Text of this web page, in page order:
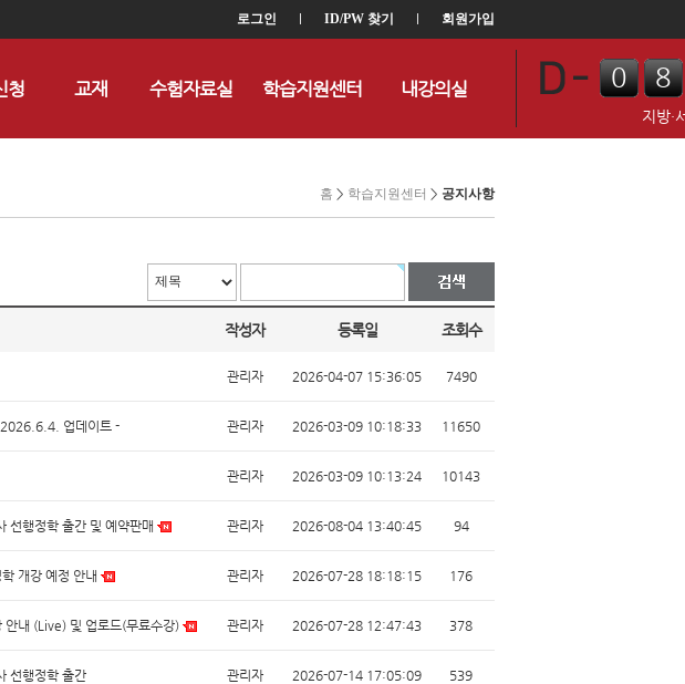
로그인 ID/PW 찾기 회원가입
0
8
4
지방·
청 교재 수험자료실 학습지원센터 내강의실
홈 > 학습지원센터 > 공지사항
작성자 등록일 조회수
관리자 2026-04-07 15:36:05 7490
2026.6.4. 업데이트 - 관리자 2026-03-09 10:18:33 11650
관리자 2026-03-09 10:13:24 10143
선행정학 출간 및 예약판매 관리자 2026-08-04 13:40:45 94
개강 예정 안내 관리자 2026-07-28 18:18:15 176
내 (Live) 및 업로드(무료수강) 관리자 2026-07-28 12:47:43 378
선행정학 출간 관리자 2026-07-14 17:05:09 539